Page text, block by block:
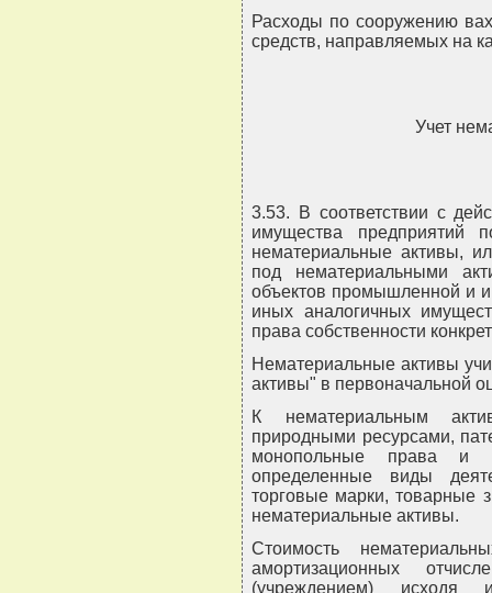
Расходы по сооружению
средств, направляемых на
Учет
3.53. В соответствии с
имущества предприятий
нематериальные активы,
под нематериальными
объектов промышленной и
иных аналогичных
права собственности
Нематериальные активы
активы" в первоначальной
К нематериальным
природными ресурсами,
монопольные права и
определенные виды
торговые марки, товарные
нематериальные активы.
Стоимость
амортизационных
(учреждением)